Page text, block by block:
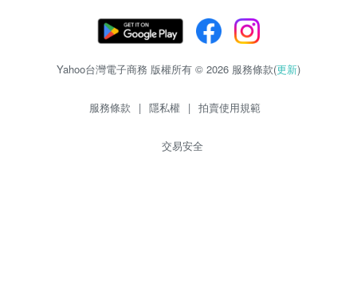
Yahoo台灣電子商務 版權所有 © 2026 服務條款(更新)
服務條款 | 隱私權 | 拍賣使用規範
交易安全